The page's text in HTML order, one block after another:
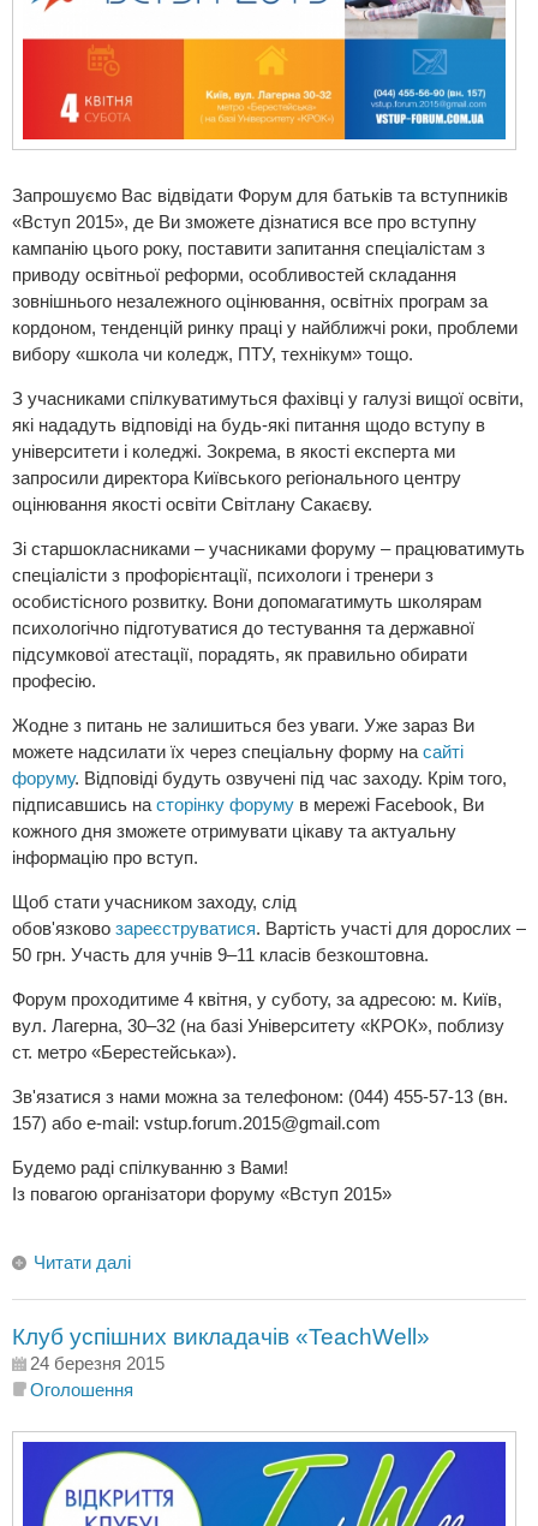
Запрошуємо Вас відвідати Форум для батьків та вступників
«Вступ 2015», де Ви зможете дізнатися все про вступну
кампанію цього року, поставити запитання спеціалістам з
приводу освітньої реформи, особливостей складання
зовнішнього незалежного оцінювання, освітніх програм за
кордоном, тенденцій ринку праці у найближчі роки, проблеми
вибору «школа чи коледж, ПТУ, технікум» тощо.
З учасниками спілкуватимуться фахівці у галузі вищої освіти,
які нададуть відповіді на будь-які питання щодо вступу в
університети і коледжі. Зокрема, в якості експерта ми
запросили директора Київського регіонального центру
оцінювання якості освіти Світлану Сакаєву.
Зі старшокласниками – учасниками форуму – працюватимуть
спеціалісти з профорієнтації, психологи і тренери з
особистісного розвитку. Вони допомагатимуть школярам
психологічно підготуватися до тестування та державної
підсумкової атестації, порадять, як правильно обирати
професію.
Жодне з питань не залишиться без уваги. Уже зараз Ви
можете надсилати їх через спеціальну форму на сайті
форуму. Відповіді будуть озвучені під час заходу. Крім того,
підписавшись на сторінку форуму в мережі Facebook, Ви
кожного дня зможете отримувати цікаву та актуальну
інформацію про вступ.
Щоб стати учасником заходу, слід
обов'язково зареєструватися. Вартість участі для дорослих –
50 грн. Участь для учнів 9–11 класів безкоштовна.
Форум проходитиме 4 квітня, у суботу, за адресою: м. Київ,
вул. Лагерна, 30–32 (на базі Університету «КРОК», поблизу
ст. метро «Берестейська»).
Зв'язатися з нами можна за телефоном: (044) 455-57-13 (вн.
157) або e-mail: vstup.forum.2015@gmail.com
Будемо раді спілкуванню з Вами!
Із повагою організатори форуму «Вступ 2015»
Читати далі
Клуб успішних викладачів «TeachWell»
24 березня 2015
Оголошення